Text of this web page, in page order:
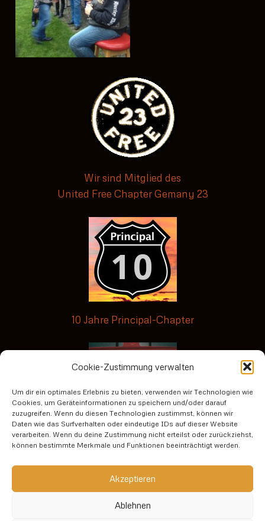
Cookie-Zustimmung verwalten
Um dir ein optimales Erlebnis zu bieten, verwenden wir Technologien wie
Cookies, um Geräteinformationen zu speichern und/oder darauf
zuzugreifen. Wenn du diesen Technologien zustimmst, können wir
Daten wie das Surfverhalten oder eindeutige IDs auf dieser Website
verarbeiten. Wenn du deine Zustimmung nicht erteilst oder zurückziehst,
können bestimmte Merkmale und Funktionen beeinträchtigt werden.
Akzeptieren
Ablehnen
Wir sind Mitglied des
United Free Chapter Gemany 23
10 Jahre Principal-Chapter
No risk no fun3
Datenschutzerklärung
Impressum